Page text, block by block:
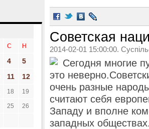
С Н
4
5
11 12
18 19
25 26
Советская
2014-02-01 15:00:00.
Сегодня многие
это неверно.
очень разные
считают себя
Западу и вполне
западных